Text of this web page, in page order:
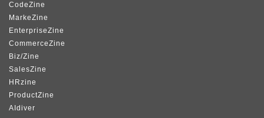
CodeZine
MarkeZine
EnterpriseZine
CommerceZine
Biz/Zine
SalesZine
HRzine
ProductZine
AIdiver